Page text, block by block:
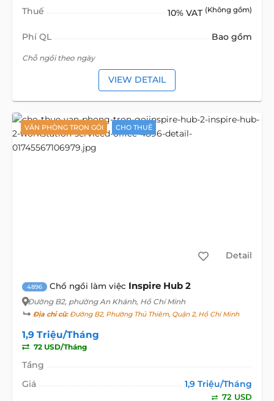
Thuế 10% VAT (Không gồm)
Phí QL Bao gồm
Chỗ ngồi theo ngày
VIEW DETAIL
VĂN PHÒNG TRỌN GÓI CHO THUÊ
Detail
4896 Chổ ngồi làm việc Inspire Hub 2
Đường B2, phường An Khánh, Hồ Chí Minh
Địa chỉ cũ:Đường B2, Phường Thủ Thiêm, Quận 2, Hồ Chí Minh
1,9 Triệu/Tháng
72 USD/Tháng
Tầng
Giá
1,9 Triệu/Tháng
72 USD